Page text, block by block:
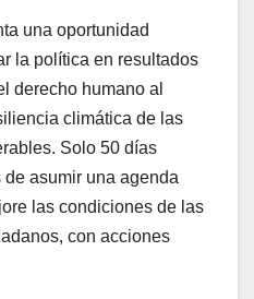
una oportunidad
la política en resultados
derecho humano al
climática de las
Solo 50 días
asumir una agenda
las condiciones de las
con acciones